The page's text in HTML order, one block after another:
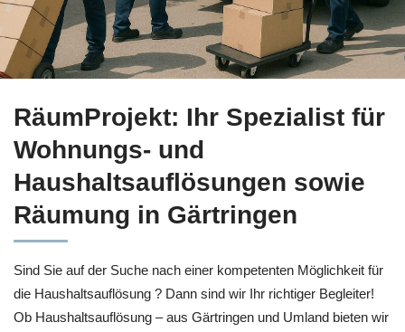
RäumProjekt: Ihr Spezialist für
Wohnungs- und
Haushaltsauflösungen sowie
Räumung in Gärtringen
Sind Sie auf der Suche nach einer kompetenten Möglichkeit für
die Haushaltsauflösung ? Dann sind wir Ihr richtiger Begleiter!
Ob Haushaltsauflösung – aus Gärtringen und Umland bieten wir